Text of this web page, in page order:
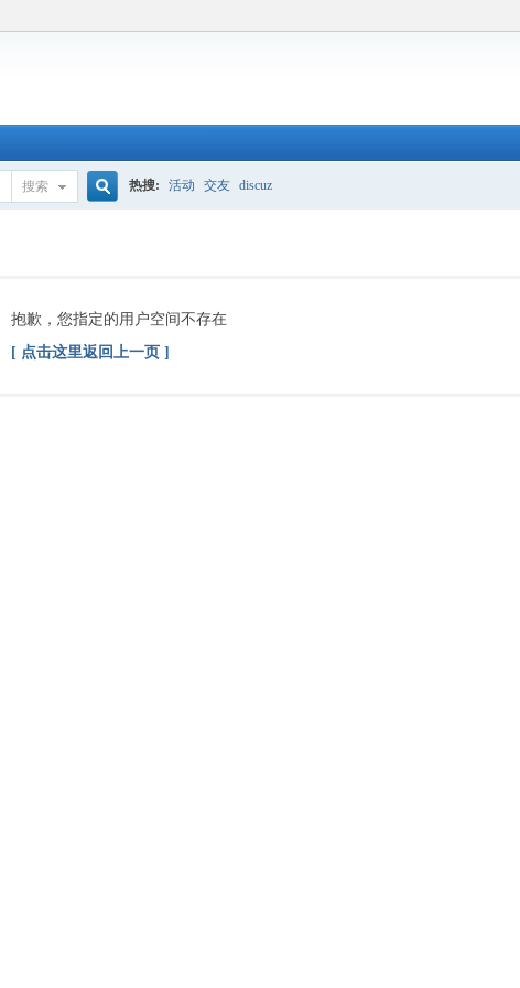
搜索
索
热搜: 活动 交友 discuz
抱歉，您指定的用户空间不存在
[ 点击这里返回上一页 ]